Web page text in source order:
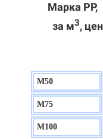
Марка
за м3,
М50
М75
М100